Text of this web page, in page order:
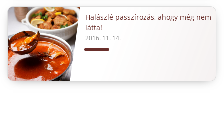
Halászlé passzírozás, ahogy még nem
látta!
2016. 11. 14.